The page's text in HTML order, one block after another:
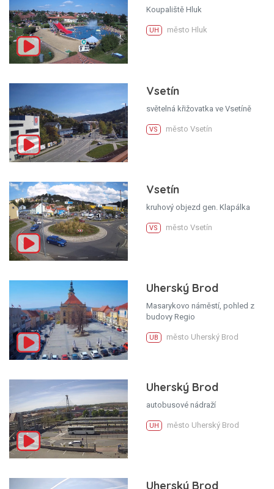
Koupaliště Hluk
UH město Hluk
Vsetín
světelná křižovatka ve Vsetíně
VS město Vsetín
Vsetín
kruhový objezd gen. Klapálka
VS město Vsetín
Uherský Brod
Masarykovo náměstí, pohled z
budovy Regio
UB město Uherský Brod
Uherský Brod
autobusové nádraží
UH město Uherský Brod
Uherský Brod